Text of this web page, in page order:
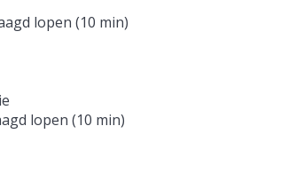
lopen (10 min)
lopen (10 min)